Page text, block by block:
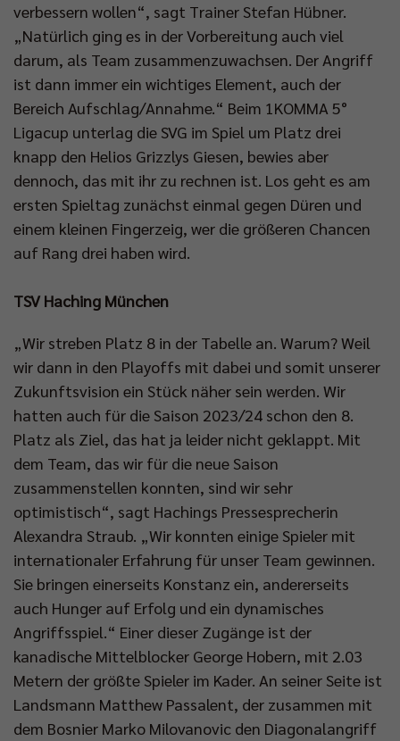
verbessern wollen“, sagt Trainer Stefan Hübner.
„Natürlich ging es in der Vorbereitung auch viel
darum, als Team zusammenzuwachsen. Der Angriff
ist dann immer ein wichtiges Element, auch der
Bereich Aufschlag/Annahme.“ Beim 1KOMMA 5°
Ligacup unterlag die SVG im Spiel um Platz drei
knapp den Helios Grizzlys Giesen, bewies aber
dennoch, das mit ihr zu rechnen ist. Los geht es am
ersten Spieltag zunächst einmal gegen Düren und
einem kleinen Fingerzeig, wer die größeren Chancen
auf Rang drei haben wird.
TSV Haching München
„Wir streben Platz 8 in der Tabelle an. Warum? Weil
wir dann in den Playoffs mit dabei und somit unserer
Zukunftsvision ein Stück näher sein werden. Wir
hatten auch für die Saison 2023/24 schon den 8.
Platz als Ziel, das hat ja leider nicht geklappt. Mit
dem Team, das wir für die neue Saison
zusammenstellen konnten, sind wir sehr
optimistisch“, sagt Hachings Pressesprecherin
Alexandra Straub. „Wir konnten einige Spieler mit
internationaler Erfahrung für unser Team gewinnen.
Sie bringen einerseits Konstanz ein, andererseits
auch Hunger auf Erfolg und ein dynamisches
Angriffsspiel.“ Einer dieser Zugänge ist der
kanadische Mittelblocker George Hobern, mit 2.03
Metern der größte Spieler im Kader. An seiner Seite ist
Landsmann Matthew Passalent, der zusammen mit
dem Bosnier Marko Milovanovic den Diagonalangriff